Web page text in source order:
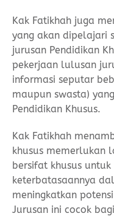
Kak Fatikhah juga
yang akan dipelajari
jurusan Pendidikan
pekerjaan lulusan
informasi seputar
maupun swasta)
Pendidikan Khusus.
Kak Fatikhah
khusus memerlukan
bersifat khusus
keterbatasaannya
meningkatkan
Jurusan ini cocok